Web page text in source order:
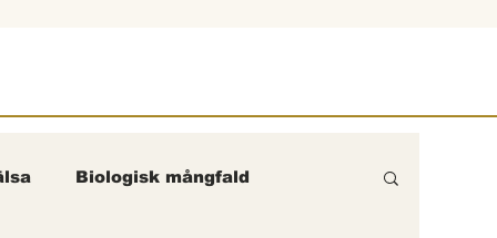
Biologisk mångfald